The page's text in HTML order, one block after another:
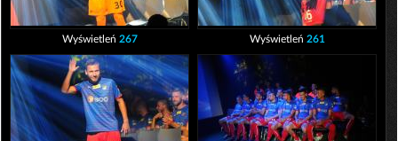
Wyświetleń 267 Wyświetleń 261